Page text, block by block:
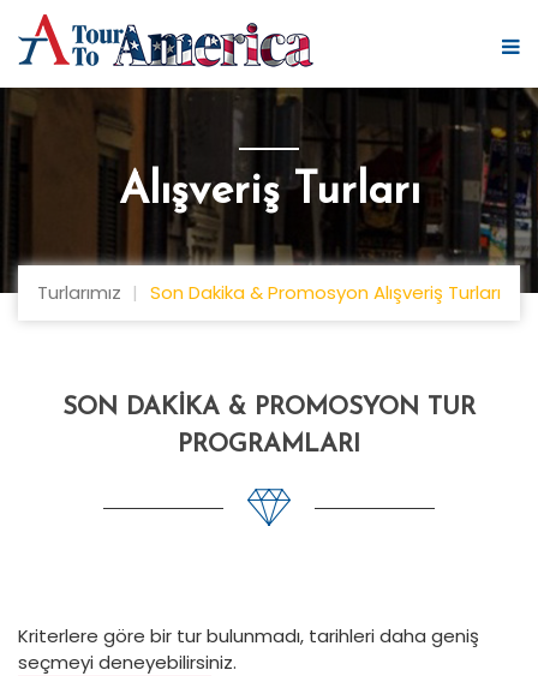
Alışveriş Turları
Turlarımız Son Dakika & Promosyon Alışveriş Turları
SON DAKIKA & PROMOSYON TUR
PROGRAMLARI
Kriterlere göre bir tur bulunmadı, tarihleri daha geniş
seçmeyi deneyebilirsiniz.